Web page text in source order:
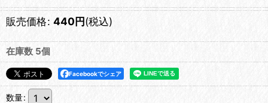
販売価格: 440円(税込)
在庫数 5個
Facebookでシェア
数量: